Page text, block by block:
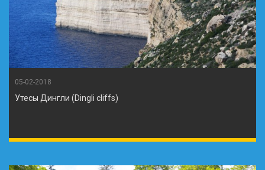
05-02-2018
Утесы Дингли (Dingli cliffs)